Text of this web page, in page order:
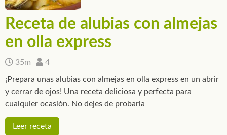
Receta de alubias con almejas
en olla express
35m 4
¡Prepara unas alubias con almejas en olla express en un abrir
y cerrar de ojos! Una receta deliciosa y perfecta para
cualquier ocasión. No dejes de probarla
Leer receta